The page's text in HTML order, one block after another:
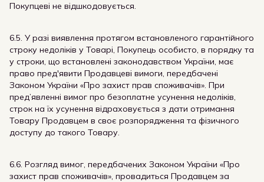
Покупцеві не відшкодовується.
6.5. У разі виявлення протягом встановленого гарантійного
строку недоліків у Товарі, Покупець особисто, в порядку та
у строки, що встановлені законодавством України, має
право пред'явити Продавцеві вимоги, передбачені
Законом України «Про захист прав споживачів». При
пред’явленні вимог про безоплатне усунення недоліків,
строк на їх усунення відраховується з дати отримання
Товару Продавцем в своє розпорядження та фізичного
доступу до такого Товару.
6.6. Розгляд вимог, передбачених Законом України «Про
захист прав споживачів», провадиться Продавцем за